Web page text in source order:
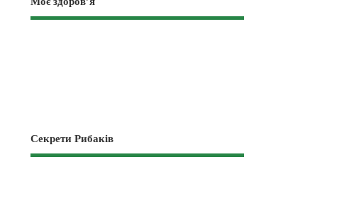
Секрети Рибаків